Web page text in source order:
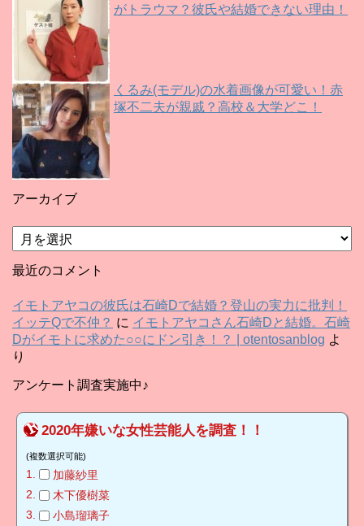
がトラウマ？彼氏や結婚できない理由！
くるみ(モデル)の水着画像が可愛い！赤
塚不二夫が親戚？高校＆大学どこ！
アーカイブ
ア
ー
カ
ブ
最近のコメント
イモトアヤコの彼氏は石崎Dで結婚？登山の実力に批判！
イッテQで不仲？ に イモトアヤコさん石崎Dと結婚。石崎
Dがイモトに求めた○○にドン引き！？ | otentosanblog よ
り
アンケート調査実施中♪
2020年嫌いな女性芸能人を調査！！
(複数選択可能)
加藤紗里
木下優樹菜
小島瑠璃子